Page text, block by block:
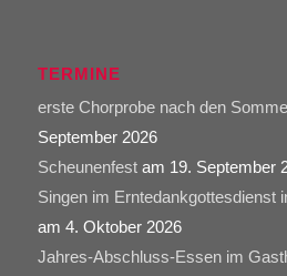
TERMINE
erste Chorprobe nach den
September 2026
Scheunenfestam 19. September
Singen im Erntedankgottesdienst
am 4. Oktober 2026
Jahres-Abschluss-Essen im